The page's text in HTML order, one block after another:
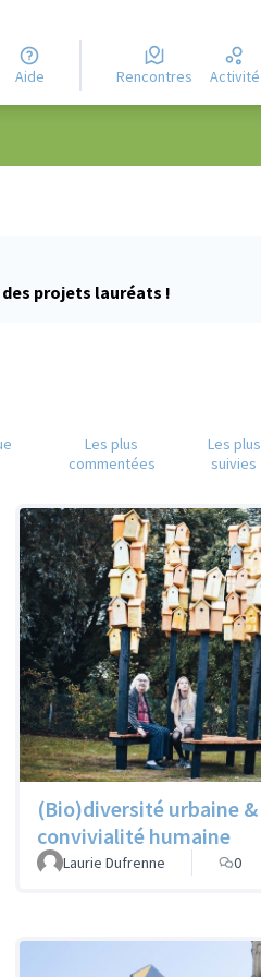
Aide Rencontres Activité
projets lauréats !
Les plus
commentées
Les plus
suivies
(Bio)diversité urbaine &
convivialité humaine
Laurie Dufrenne 0